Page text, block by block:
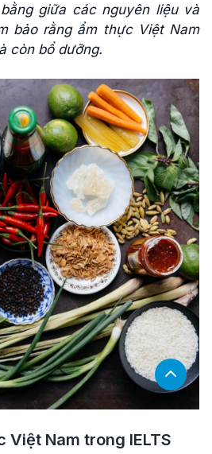
giữa các nguyên liệu và
bảo rằng ẩm thực Việt Nam
còn bổ dưỡng.
Việt Nam trong IELTS